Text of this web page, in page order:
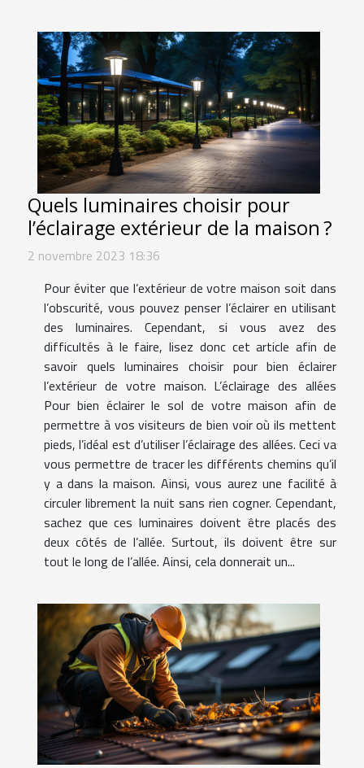
Quels luminaires choisir pour
l’éclairage extérieur de la maison ?
2 novembre 2023 18:36
Pour éviter que l’extérieur de votre maison soit dans
l’obscurité, vous pouvez penser l’éclairer en utilisant
des luminaires. Cependant, si vous avez des
difficultés à le faire, lisez donc cet article afin de
savoir quels luminaires choisir pour bien éclairer
l’extérieur de votre maison. L’éclairage des allées
Pour bien éclairer le sol de votre maison afin de
permettre à vos visiteurs de bien voir où ils mettent
pieds, l’idéal est d’utiliser l’éclairage des allées. Ceci va
vous permettre de tracer les différents chemins qu’il
y a dans la maison. Ainsi, vous aurez une facilité à
circuler librement la nuit sans rien cogner. Cependant,
sachez que ces luminaires doivent être placés des
deux côtés de l’allée. Surtout, ils doivent être sur
tout le long de l’allée. Ainsi, cela donnerait un...